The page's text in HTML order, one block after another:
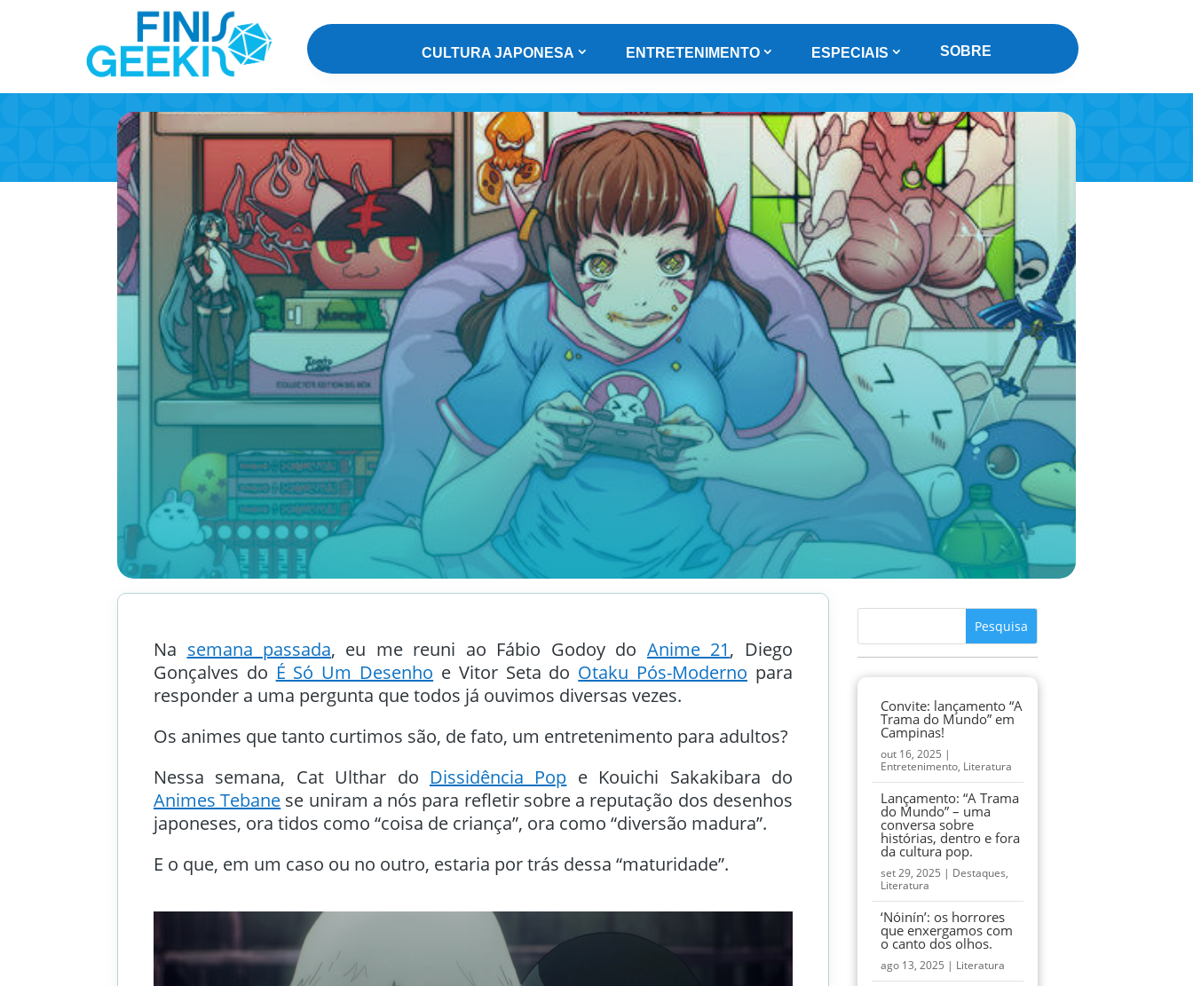
CULTURA JAPONESA ENTRETENIMENTO ESPECIAIS SOBRE
Na semana passada, eu me reuni ao Fábio Godoy do Anime 21, Diego
Gonçalves do É Só Um Desenho e Vitor Seta do Otaku Pós-Moderno para
responder a uma pergunta que todos já ouvimos diversas vezes.
Os animes que tanto curtimos são, de fato, um entretenimento para adultos?
Nessa semana, Cat Ulthar do Dissidência Pop e Kouichi Sakakibara do
Animes Tebane se uniram a nós para refletir sobre a reputação dos desenhos
japoneses, ora tidos como “coisa de criança”, ora como “diversão madura”.
E o que, em um caso ou no outro, estaria por trás dessa “maturidade”.
Convite: lançamento “A
Trama do Mundo” em
Campinas!
out 16, 2025 |
Entretenimento, Literatura
Lançamento: “A Trama
do Mundo” – uma
conversa sobre
histórias, dentro e fora
da cultura pop.
set 29, 2025 | Destaques,
Literatura
‘Nóinín’: os horrores
que enxergamos com
o canto dos olhos.
ago 13, 2025 | Literatura